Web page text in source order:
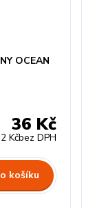
OCEAN
36 Kč
Kčbez DPH
košíku